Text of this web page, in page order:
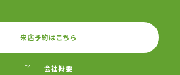
来店予約はこちら
会社概要